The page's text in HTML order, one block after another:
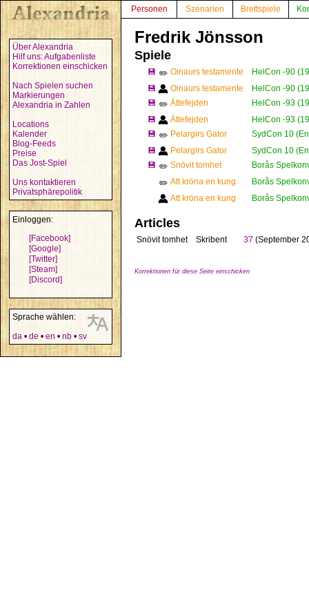
Über Alexandria
Hilf uns: Aufgabenliste
Korrektionen einschicken
Nach Spielen suchen
Markierungen
Alexandria in Zahlen
Locations
Kalender
Blog-Feeds
Preise
Das Jost-Spiel
Uns kontaktieren
Privatsphärepolitik
Einloggen:
[Facebook]
[Google]
[Twitter]
[Steam]
[Discord]
Sprache wählen:
da • de • en • nb • sv
Personen Szenarien Brettspiele
Fredrik Jönsson
Spiele
💾 ✏️ Oinaurs testamente
HelCon -90
💾
Oinaurs testamente
HelCon -90
💾 ✏️ Ättefejden
HelCon -93
💾
Ättefejden
HelCon -93
💾 ✏️ Pelargirs Gator
SydCon 10
💾
Pelargirs Gator
SydCon 10
💾 ✏️ Snövit tomhet
Borås
✏️ Att kröna en kung
Borås
Att kröna en kung
Borås
Articles
Snövit tomhet Skribent 37 (September
Korrektionen für diese Seite einschicken